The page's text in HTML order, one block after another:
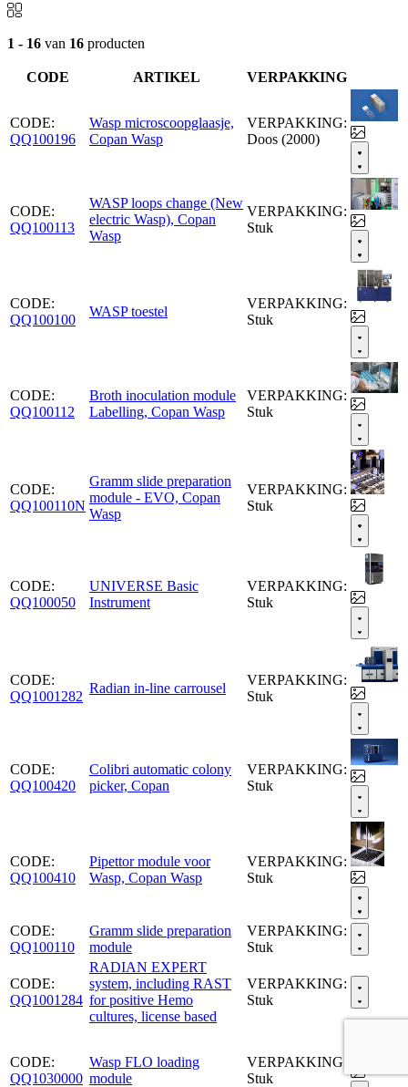
1 - 16 van 16 producten
CODE ARTIKEL VERPAKKING
CODE:
QQ100196
Wasp microscoopglaasje,
Copan Wasp
VERPAKKING:
Doos (2000)
CODE:
QQ100113
WASP loops change (New
electric Wasp), Copan
Wasp
VERPAKKING:
Stuk
CODE:
QQ100100
WASP toestel
VERPAKKING:
Stuk
CODE:
QQ100112
Broth inoculation module
Labelling, Copan Wasp
VERPAKKING:
Stuk
CODE:
QQ100110N
Gramm slide preparation
module - EVO, Copan
Wasp
VERPAKKING:
Stuk
CODE:
QQ100050
UNIVERSE Basic
Instrument
VERPAKKING:
Stuk
CODE:
QQ1001282
Radian in-line carrousel
VERPAKKING:
Stuk
CODE:
QQ100420
Colibri automatic colony
picker, Copan
VERPAKKING:
Stuk
CODE:
QQ100410
Pipettor module voor
Wasp, Copan Wasp
VERPAKKING:
Stuk
CODE:
QQ100110
Gramm slide preparation
module
VERPAKKING:
Stuk
CODE:
QQ1001284
RADIAN EXPERT
system, including RAST
for positive Hemo
cultures, license based
VERPAKKING:
Stuk
CODE:
QQ1030000
Wasp FLO loading
module
VERPAKKING:
Stuk